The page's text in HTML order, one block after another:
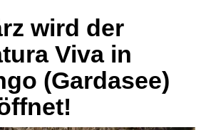
wird der
Viva in
(Gardasee)